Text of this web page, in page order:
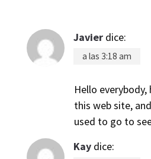
Javier dice:
a las 3:18 am
Hello
this web site,
used to go to
Kay dice: